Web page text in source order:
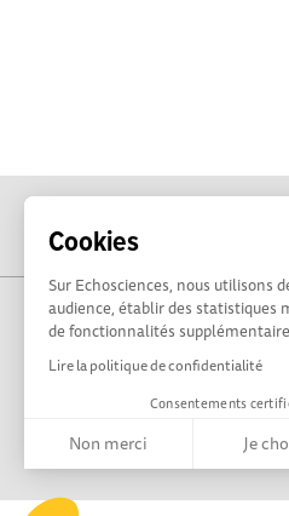
Cookies
Sur Echosciences, nous utilisons
audience, établir des statistiques
de fonctionnalités
Lire la politique de confidentialité
Consentements
Non merci Je
Plateforme de Gestion du